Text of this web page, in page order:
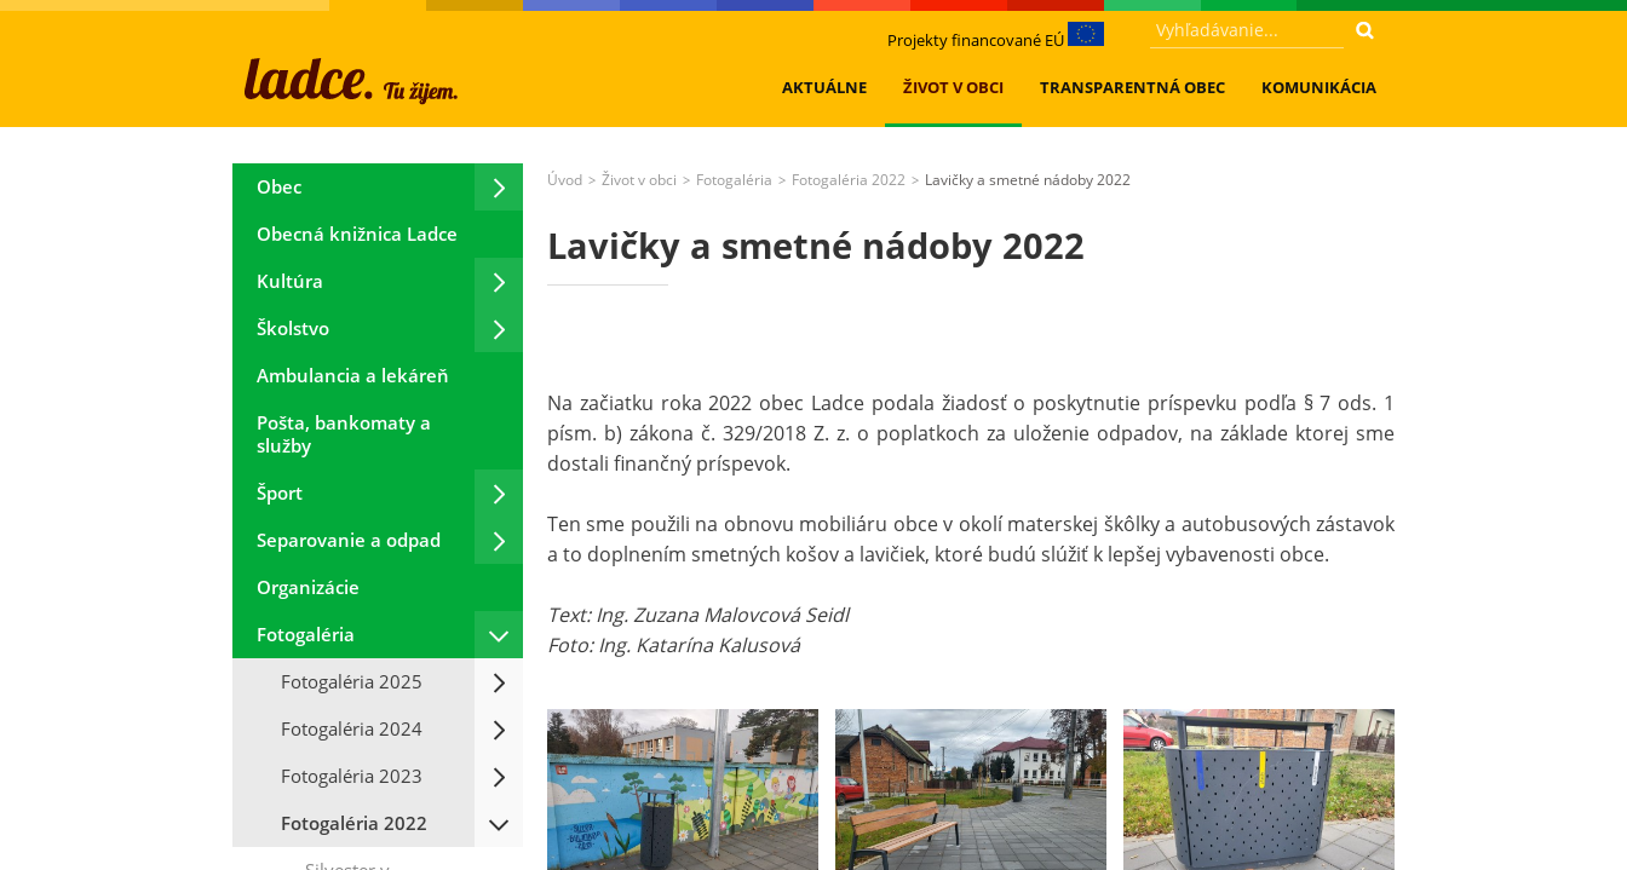
Projekty financované EÚ
AKTUÁLNE ŽIVOT V OBCI TRANSPARENTNÁ OBEC KOMUNIKÁCIA
Obec
Obecná knižnica Ladce
Kultúra
Školstvo
Ambulancia a lekáreň
Pošta, bankomaty a
služby
Šport
Separovanie a odpad
Organizácie
Fotogaléria
Fotogaléria 2025
Fotogaléria 2024
Fotogaléria 2023
Fotogaléria 2022
Úvod > Život v obci > Fotogaléria > Fotogaléria 2022 > Lavičky a smetné nádoby 2022
Lavičky a smetné nádoby 2022
Na začiatku roka 2022 obec Ladce podala žiadosť o poskytnutie príspevku podľa § 7 ods. 1
písm. b) zákona č. 329/2018 Z. z. o poplatkoch za uloženie odpadov, na základe ktorej sme
dostali finančný príspevok.
Ten sme použili na obnovu mobiliáru obce v okolí materskej škôlky a autobusových zástavok
a to doplnením smetných košov a lavičiek, ktoré budú slúžiť k lepšej vybavenosti obce.
Text: Ing. Zuzana Malovcová Seidl
Foto: Ing. Katarína Kalusová